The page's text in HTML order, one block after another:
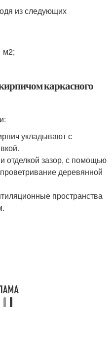
из следующих
м2;
каркасного
укладывают с
отделкой зазор, с помощью
деревянной
пространства